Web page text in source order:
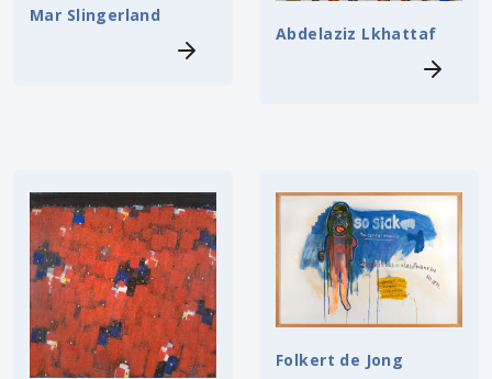
Mar Slingerland
Abdelaziz Lkhattaf
Folkert de Jong